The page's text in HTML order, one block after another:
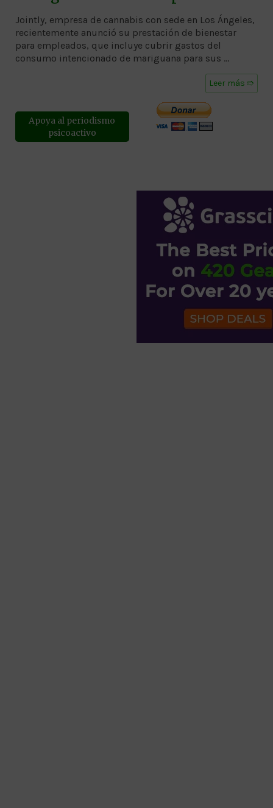
Jointly, empresa de cannabis con sede en Los Ángeles,
recientemente anunció su prestación de bienestar
para empleados, que incluye cubrir gastos del
consumo intencionado de mariguana para sus …
Leer más ➱
Apoya al periodismo
psicoactivo